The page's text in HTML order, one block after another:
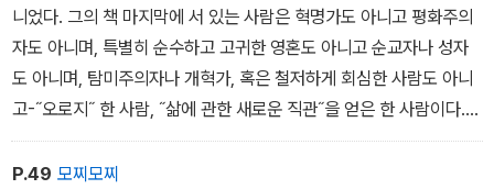
니었다. 그의 책 마지막에 서 있는 사람은 혁명가도 아니고 평화주의
자도 아니며, 특별히 순수하고 고귀한 영혼도 아니고 순교자나 성자
도 아니며, 탐미주의자나 개혁가, 혹은 철저하게 회심한 사람도 아니
고-˝오로지˝ 한 사람, ˝삶에 관한 새로운 직관˝을 얻은 한 사람이다.
그는 여전히 그의 본성이 지닌 문제에서 자유롭지 못하지만 새로운
직관의 심판과 약속 아래에서, 지금 여기서 펼쳐지는 삶을 향해 다시
P.49 모찌모찌